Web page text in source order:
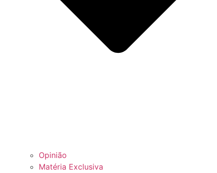
Opinião
Matéria Exclusiva